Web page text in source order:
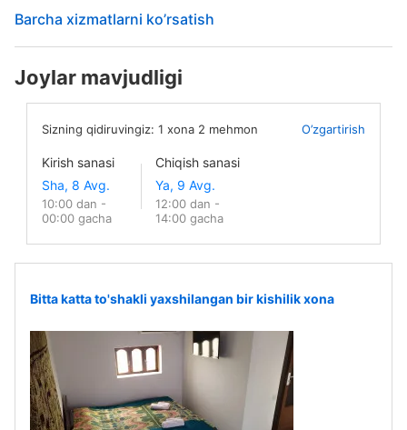
Barcha xizmatlarni ko’rsatish
Joylar mavjudligi
Sizning qidiruvingiz: 1 xona 2 mehmon O’zgartirish
Kirish sanasi
10:00 dan -
00:00 gacha
Chiqish sanasi
12:00 dan -
14:00 gacha
Bitta katta to'shakli yaxshilangan bir kishilik xona